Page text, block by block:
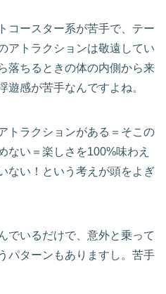
コースター系が苦手で、テー
アトラクションは敬遠してい
落ちるときの体の内側から来
遊感が苦手なんですよね。
トラクションがある＝そこの
ない＝楽しさを100%味わえ
ない！という考えが頭をよぎ
でいるだけで、意外と乗って
パターンもありますし。苦手